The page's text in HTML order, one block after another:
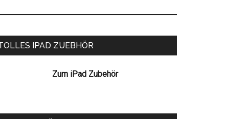
IPAD ZUEBHÖR
Zum iPad Zubehör